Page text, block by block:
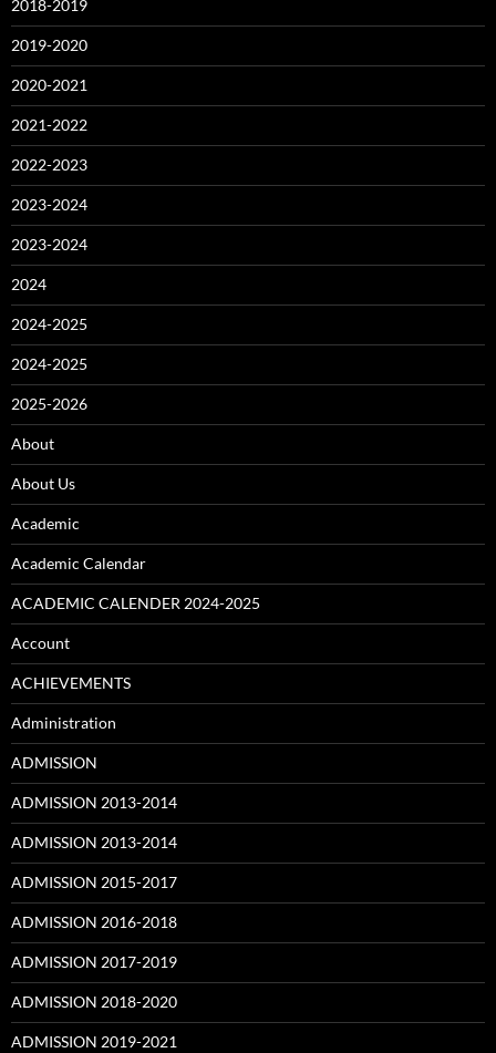
2018-2019
2019-2020
2020-2021
2021-2022
2022-2023
2023-2024
2023-2024
2024
2024-2025
2024-2025
2025-2026
About
About Us
Academic
Academic Calendar
ACADEMIC CALENDER 2024-2025
Account
ACHIEVEMENTS
Administration
ADMISSION
ADMISSION 2013-2014
ADMISSION 2013-2014
ADMISSION 2015-2017
ADMISSION 2016-2018
ADMISSION 2017-2019
ADMISSION 2018-2020
ADMISSION 2019-2021